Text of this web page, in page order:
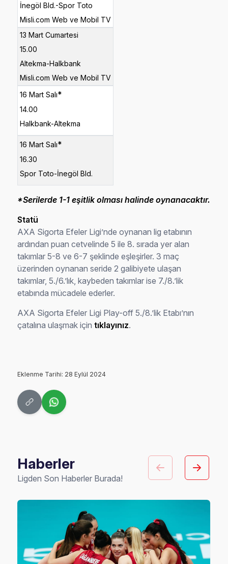
İnegöl Bld.-Spor Toto
Misli.com Web ve Mobil TV
13 Mart Cumartesi
15.00
Altekma-Halkbank
Misli.com Web ve Mobil TV
16 Mart Salı*
14.00
Halkbank-Altekma
16 Mart Salı*
16.30
Spor Toto-İnegöl Bld.
*Serilerde 1-1 eşitlik olması halinde oynanacaktır.
Statü
AXA Sigorta Efeler Ligi’nde oynanan lig etabının
ardından puan cetvelinde 5 ile 8. sırada yer alan
takımlar 5-8 ve 6-7 şeklinde eşleşirler. 3 maç
üzerinden oynanan seride 2 galibiyete ulaşan
takımlar, 5./6.’lık, kaybeden takımlar ise 7./8.’lik
etabında mücadele ederler.
AXA Sigorta Efeler Ligi Play-off 5./8.’lik Etabı’nın
çatalına ulaşmak içintıklayınız.
Eklenme Tarihi: 28 Eylül 2024
Haberler
Ligden Son Haberler Burada!